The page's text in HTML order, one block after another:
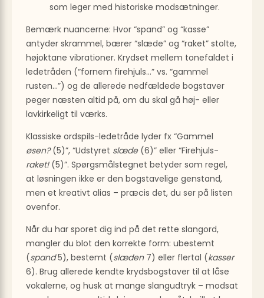
som leger med historiske modsætninger.
Bemærk nuancerne: Hvor “spand” og “kasse”
antyder skrammel, bærer “slæde” og “raket” stolte,
højoktane vibrationer. Krydset mellem tonefaldet i
ledetråden (“fornem firehjuls…” vs. “gammel
rusten…”) og de allerede nedfældede bogstaver
peger næsten altid på, om du skal gå høj- eller
lavkirkeligt til værks.
Klassiske ordspils-ledetråde lyder fx “Gammel
øsen?(5)”, “Udstyret slæde(6)” eller “Firehjuls-
raket!(5)”. Spørgsmålstegnet betyder som regel,
at løsningen ikke er den bogstavelige genstand,
men et kreativt alias – præcis det, du ser på listen
ovenfor.
Når du har sporet dig ind på det rette slangord,
mangler du blot den korrekte form: ubestemt
(spand5), bestemt (slæden7) eller flertal (kasser
6). Brug allerede kendte krydsbogstaver til at låse
vokalerne, og husk at mange slangudtryk – modsat